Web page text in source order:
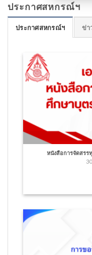
ประกาศสหกรณ์ฯ
ประกาศสหกรณ์ฯ ข่า
หนังสือการจัดสรร